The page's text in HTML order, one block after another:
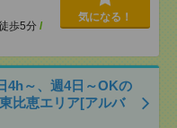
歩5分 /
気になる！
4h～、週4日～OKの
比恵エリア[アルバ